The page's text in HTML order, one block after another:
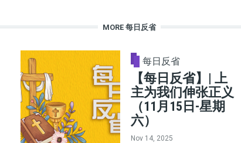
MORE 每日反省
每日反省
【每日反省】| 上
主为我们伸张正义
（11月15日-星期
六）
Nov 14, 2025